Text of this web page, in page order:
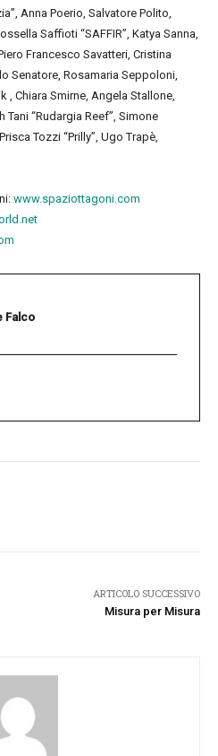
Anna Poerio, Salvatore Polito,
Saffioti “SAFFIR”, Katya Sanna,
Francesco Savatteri, Cristina
Senatore, Rosamaria Seppoloni,
, Chiara Smirne, Angela Stallone,
Tani “Rudargia Reef”, Simone
Tozzi “Prilly”, Ugo Trapè,
www.spaziottagoni.com
Falco
ARTICOLO SUCCESSIVO
Misura per Misura